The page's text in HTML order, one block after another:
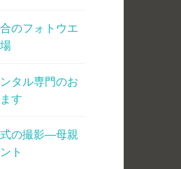
のフォトウエ
タル専門のお
す
の撮影―母親
ト